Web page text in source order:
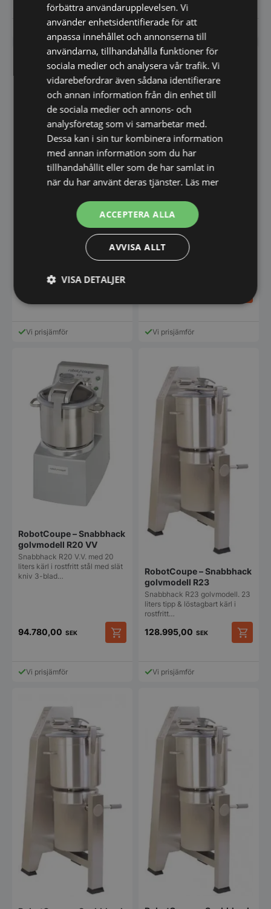
RobotCoupe – Snabbhack
Snabbhack R20. med 20 liters
Vi prisjämför
RobotCoupe – Snabbhack
golvmodell R20 Vakuum
Snabbhack R20 Vakuum med
Vi prisjämför
RobotCoupe – Snabbhack
golvmodell R20 VV
Snabbhack R20 V.V. med 20
liters kärl i rostfritt stål med slät
kniv 3-blad…
94.780,00 SEK
Vi prisjämför
RobotCoupe – Snabbhack
golvmodell R23
Snabbhack R23 golvmodell. 23
liters tipp & löstagbart kärl i
rostfritt…
128.995,00 SEK
Vi prisjämför
förbättra användarupplevelsen. Vi
använder enhetsidentifierade för att
anpassa innehållet och annonserna till
användarna, tillhandahålla funktioner för
sociala medier och analysera vår trafik. Vi
vidarebefordrar även sådana identifierare
och annan information från din enhet till
de sociala medier och annons- och
analysföretag som vi samarbetar med.
Dessa kan i sin tur kombinera information
med annan information som du har
tillhandahållit eller som de har samlat in
när du har använt deras tjänster. Läs mer
ACCEPTERA ALLA
AVVISA ALLT
VISA DETALJER
Strikt
Prestanda Inriktning
Funktioner
Strikt nödvändigt
Inriktning
Funktioner
Strikt nödvändiga kakor tillåter
kärnwebbplatsfunktioner som användarinloggning
och kontohantering. Webbplatsen kan inte
användas ordentligt utan strikt nödvändiga cookies.
Namn
VISITOR_PRIVACY_METADATA
YouTube
Privacy Policy